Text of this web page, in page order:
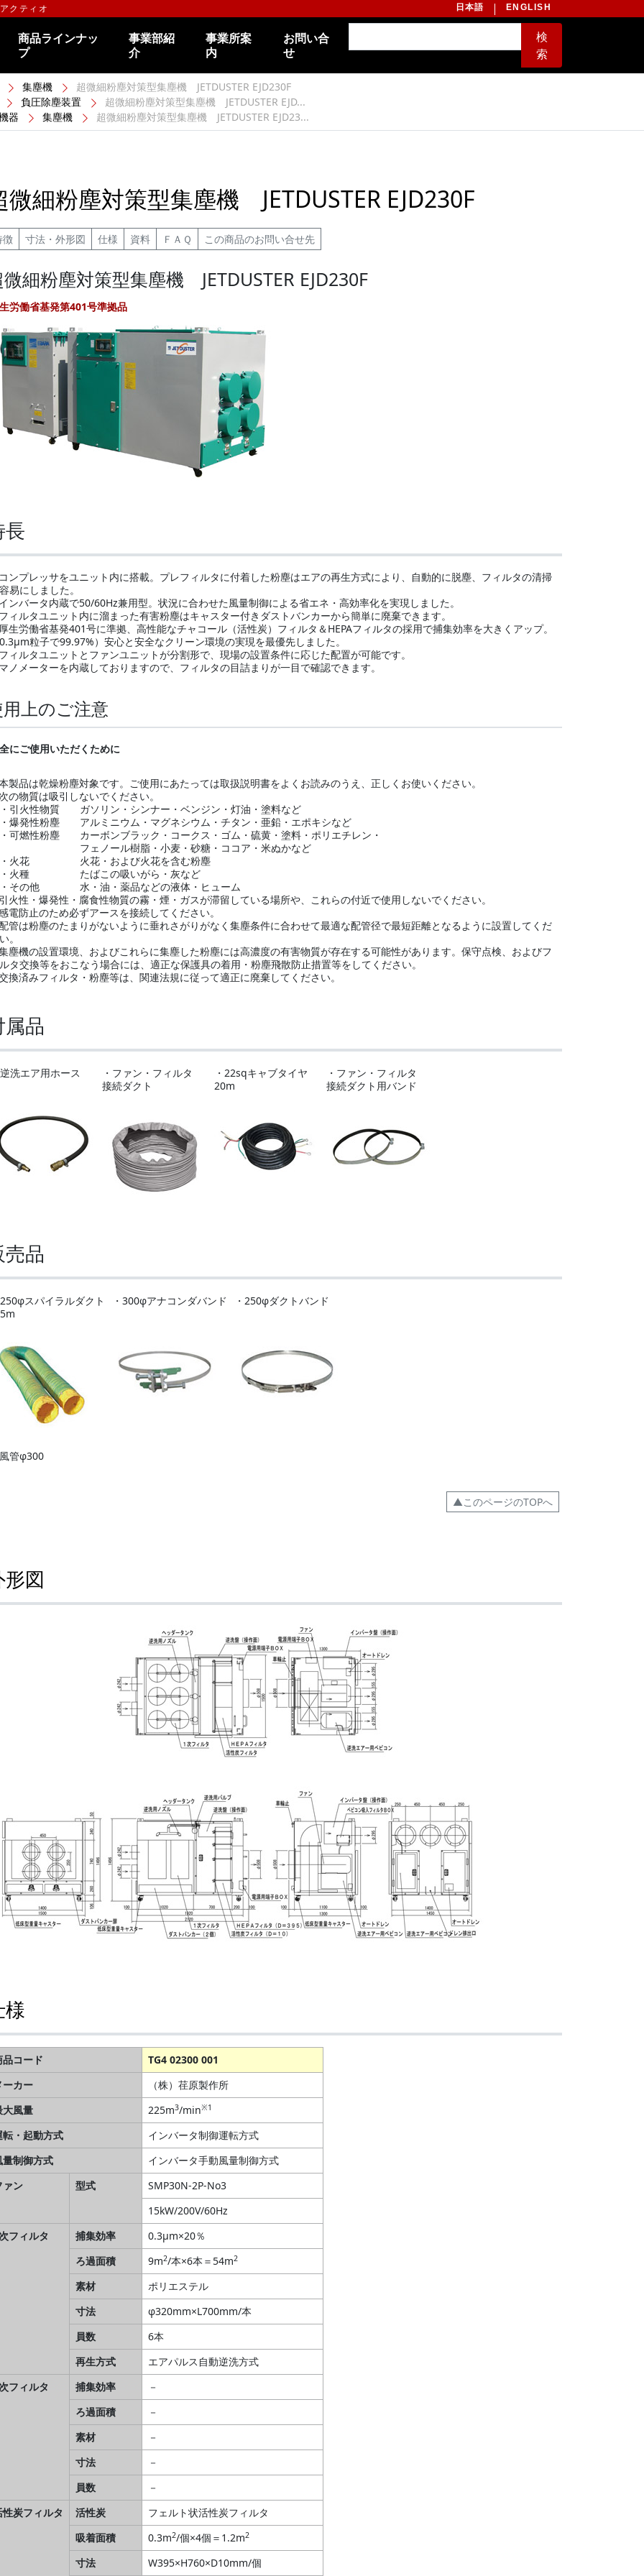
クティオ 日本語 ENGLISH
商品ラインナッ
プ
事業部紹
介
事業所案
内
お問い合
せ
検
索
集塵機
超微細粉塵対策型集塵機 JETDUSTER EJD230F
負圧除塵装置
超微細粉塵対策型集塵機 JETDUSTER EJD...
器
集塵機 超微細粉塵対策型集塵機 JETDUSTER EJD23...
微細粉塵対策型集塵機 JETDUSTER EJD230F
徴 寸法・外形図 仕様 資料 ＦＡＱ この商品のお問い合せ先
細粉塵対策型集塵機 JETDUSTER EJD230F
労働省基発第401号準拠品
長
ンプレッサをユニット内に搭載。プレフィルタに付着した粉塵はエアの再生方式により、自動的に脱塵、フィルタの清掃
易にしました。
ンバータ内蔵で50/60Hz兼用型。状況に合わせた風量制御による省エネ・高効率化を実現しました。
ィルタユニット内に溜まった有害粉塵はキャスター付きダストバンカーから簡単に廃棄できます。
生労働省基発401号に準拠、高性能なチャコール（活性炭）フィルタ＆HEPAフィルタの採用で捕集効率を大きくアップ。
粒子で99.97%）安心と安全なクリーン環境の実現を最優先しました。
ィルタユニットとファンユニットが分割形で、現場の設置条件に応じた配置が可能です。
ノメーターを内蔵しておりますので、フィルタの目詰まりが一目で確認できます。
上のご注意
にご使用いただくために
製品は乾燥粉塵対象です。ご使用にあたっては取扱説明書をよくお読みのうえ、正しくお使いください。
の物質は吸引しないでください。
火性物質 ガソリン・シンナー・ベンジン・灯油・塗料など
発性粉塵 アルミニウム・マグネシウム・チタン・亜鉛・エポキシなど
燃性粉塵 カーボンブラック・コークス・ゴム・硫黄・塗料・ポリエチレン・
ェノール樹脂・小麦・砂糖・ココア・米ぬかなど
火花 火花・および火花を含む粉塵
火種 たばこの吸いがら・灰など
の他 水・油・薬品などの液体・ヒューム
火性・爆発性・腐食性物質の霧・煙・ガスが滞留している場所や、これらの付近で使用しないでください。
電防止のため必ずアースを接続してください。
管は粉塵のたまりがないように垂れさがりがなく集塵条件に合わせて最適な配管径で最短距離となるように設置してくだ
。
塵機の設置環境、およびこれらに集塵した粉塵には高濃度の有害物質が存在する可能性があります。保守点検、およびフ
タ交換等をおこなう場合には、適正な保護具の着用・粉塵飛散防止措置等をしてください。
換済みフィルタ・粉塵等は、関連法規に従って適正に廃棄してください。
属品
洗エア用ホース
・ファン・フィルタ
接続ダクト
・22sqキャブタイヤ
20m
・ファン・フィルタ
接続ダクト用バンド
売品
スパイラルダクト
・300φアナコンダバンド ・250φダクトバンド
管φ300
▲このページのTOPへ
形図
様
品コード
TG4 02300 001
ーカー
（株）荏原製作所
大風量
225m3/min※1
転・起動方式
インバータ制御運転方式
量制御方式
インバータ手動風量制御方式
ァン
型式
SMP30N-2P-No3
15kW/200V/60Hz
フィルタ
捕集効率
0.3μm×20％
ろ過面積
9m2/本×6本＝54m2
素材
ポリエステル
寸法
φ320mm×L700mm/本
員数
6本
再生方式
エアパルス自動逆洗方式
フィルタ
捕集効率
－
ろ過面積
－
素材
－
寸法
－
員数
－
性炭フィルタ
活性炭
フェルト状活性炭フィルタ
吸着面積
0.3m2/個×4個＝1.2m2
寸法 W395×H760×D10mm/個